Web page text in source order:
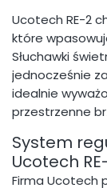
Ucotech RE-2
które
Słuchawki
jednocześnie
idealnie
przestrzenne
System
Ucotech
Firma Ucotech